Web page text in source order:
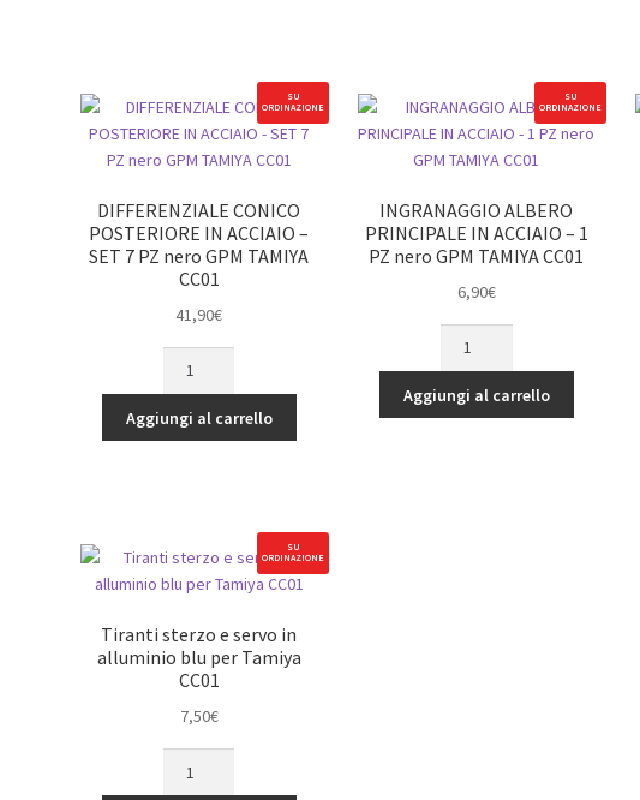
GPM
TAMIYA
CC01
-
SET
1
PZ
nero
GPM
CC01
quantità
SU
ORDINAZIONE
DIFFERENZIALE CONICO
POSTERIORE IN ACCIAIO –
SET 7 PZ nero GPM TAMIYA
CC01
41,90€
POSTERIORE
IN
PZ
nero
TAMIYA
CC01
Aggiungi al carrello
SU
ORDINAZIONE
INGRANAGGIO ALBERO
PRINCIPALE IN ACCIAIO – 1
PZ nero GPM TAMIYA CC01
6,90€
PRINCIPALE
IN
Aggiungi al carrello
SU
ORDINAZIONE
Tiranti sterzo e servo in
alluminio blu per Tamiya
CC01
7,50€